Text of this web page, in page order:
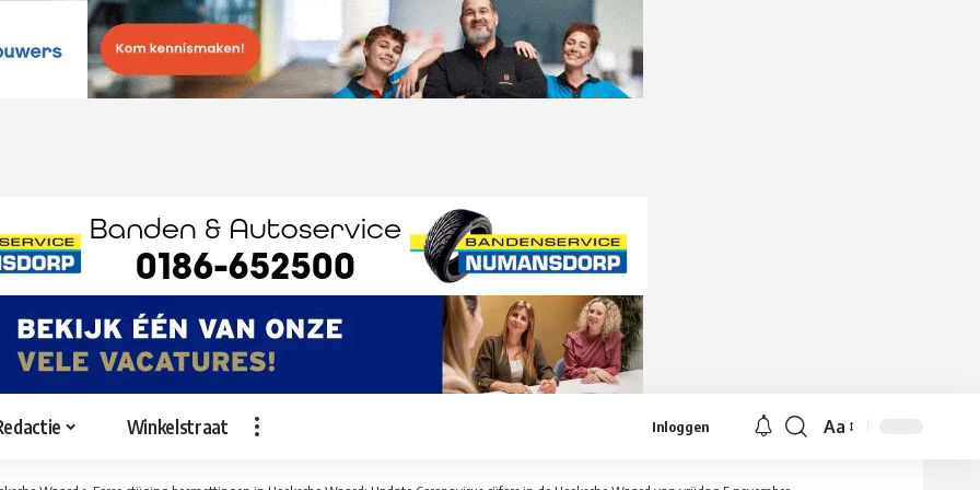
Winkelstraat Inloggen
Lettergrootte
Aa